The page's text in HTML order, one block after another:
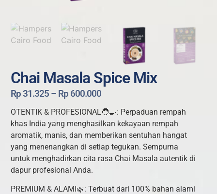
Chai Masala Spice Mix
Rp31.325 – Rp 600.000
OTENTIK & PROFESIONAL🧑‍🍳: Perpaduan rempah
khas India yang menghasilkan kekayaan rempah
aromatik, manis, dan memberikan sentuhan hangat
yang menenangkan di setiap tegukan. Sempurna
untuk menghadirkan cita rasa Chai Masala autentik di
dapur profesional Anda.
PREMIUM & ALAMI🌿: Terbuat dari 100% bahan alami